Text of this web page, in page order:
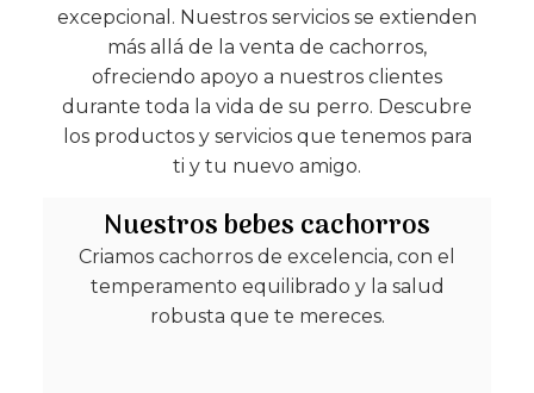
excepcional. Nuestros servicios se extienden
más allá de la venta de cachorros,
ofreciendo apoyo a nuestros clientes
durante toda la vida de su perro. Descubre
los productos y servicios que tenemos para
ti y tu nuevo amigo.
Nuestros bebes cachorros
Criamos cachorros de excelencia, con el
temperamento equilibrado y la salud
robusta que te mereces.